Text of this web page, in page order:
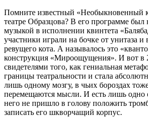
Помните известный «Необыкновенный
театре Образцова? В его программе был
музыкой в исполнении квинтета
участники играли на бочке от унитаза
ревущего кота. А называлось это
конструкция «Мироощущения». И вот в
свидетелями того, как гениальная
границы театральности и стала
лишь одному мозгу, в чьих бороздах
перемещаются мысли. И есть лишь одно
него не пришло в голову положить
записать его шкворчащий корпус.